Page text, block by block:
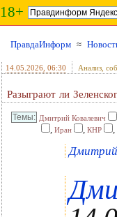
18+
ПравдаИнформ ≈
14.05.2026 , 06:30 Анализ,
Разыграют ли
Дмитрий Ковалевич
, Иран , КНР ,
Дмитрий